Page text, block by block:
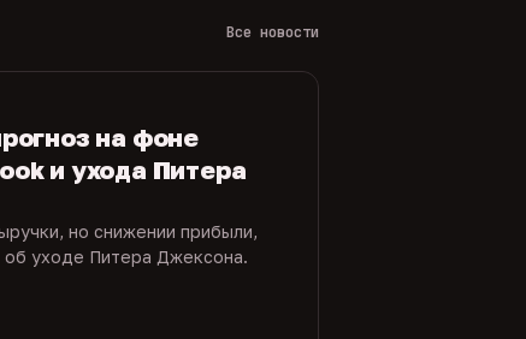
Все новости
на фоне
и ухода Питера
но снижении прибыли,
об уходе Питера Джексона.